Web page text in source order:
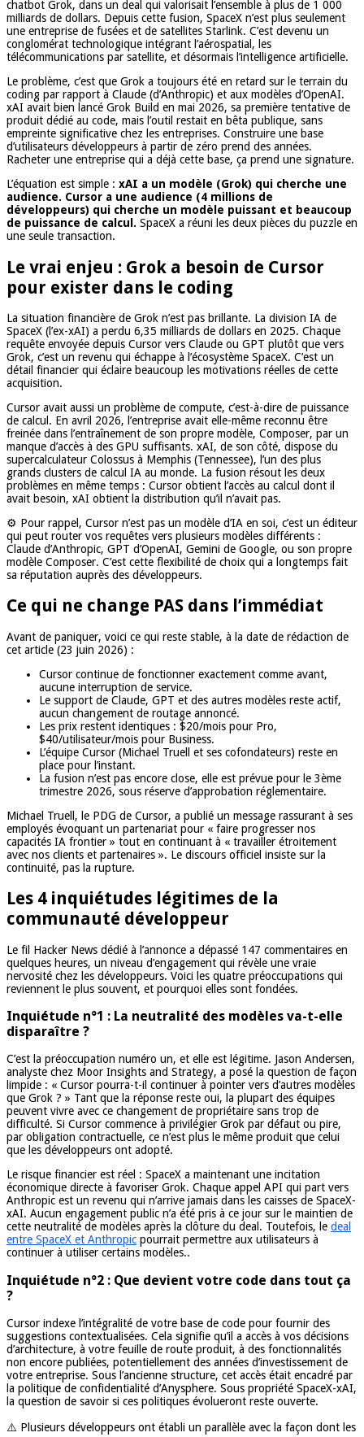
chatbot Grok, dans un deal qui valorisait l’ensemble à plus de 1 000
milliards de dollars. Depuis cette fusion, SpaceX n’est plus seulement
une entreprise de fusées et de satellites Starlink. C’est devenu un
conglomérat technologique intégrant l’aérospatial, les
télécommunications par satellite, et désormais l’intelligence artificielle.
Le problème, c’est que Grok a toujours été en retard sur le terrain du
coding par rapport à Claude (d’Anthropic) et aux modèles d’OpenAI.
xAI avait bien lancé Grok Build en mai 2026, sa première tentative de
produit dédié au code, mais l’outil restait en bêta publique, sans
empreinte significative chez les entreprises. Construire une base
d’utilisateurs développeurs à partir de zéro prend des années.
Racheter une entreprise qui a déjà cette base, ça prend une signature.
L’équation est simple : xAI a un modèle (Grok) qui cherche une
audience. Cursor a une audience (4 millions de
développeurs) qui cherche un modèle puissant et beaucoup
de puissance de calcul. SpaceX a réuni les deux pièces du puzzle en
une seule transaction.
Le vrai enjeu : Grok a besoin de Cursor
pour exister dans le coding
La situation financière de Grok n’est pas brillante. La division IA de
SpaceX (l’ex-xAI) a perdu 6,35 milliards de dollars en 2025. Chaque
requête envoyée depuis Cursor vers Claude ou GPT plutôt que vers
Grok, c’est un revenu qui échappe à l’écosystème SpaceX. C’est un
détail financier qui éclaire beaucoup les motivations réelles de cette
acquisition.
Cursor avait aussi un problème de compute, c’est-à-dire de puissance
de calcul. En avril 2026, l’entreprise avait elle-même reconnu être
freinée dans l’entraînement de son propre modèle, Composer, par un
manque d’accès à des GPU suffisants. xAI, de son côté, dispose du
supercalculateur Colossus à Memphis (Tennessee), l’un des plus
grands clusters de calcul IA au monde. La fusion résout les deux
problèmes en même temps : Cursor obtient l’accès au calcul dont il
avait besoin, xAI obtient la distribution qu’il n’avait pas.
⚙️ Pour rappel, Cursor n’est pas un modèle d’IA en soi, c’est un éditeur
qui peut router vos requêtes vers plusieurs modèles différents :
Claude d’Anthropic, GPT d’OpenAI, Gemini de Google, ou son propre
modèle Composer. C’est cette flexibilité de choix qui a longtemps fait
sa réputation auprès des développeurs.
Ce qui ne change PAS dans l’immédiat
Avant de paniquer, voici ce qui reste stable, à la date de rédaction de
cet article (23 juin 2026) :
Cursor continue de fonctionner exactement comme avant,
aucune interruption de service.
Le support de Claude, GPT et des autres modèles reste actif,
aucun changement de routage annoncé.
Les prix restent identiques : $20/mois pour Pro,
$40/utilisateur/mois pour Business.
L’équipe Cursor (Michael Truell et ses cofondateurs) reste en
place pour l’instant.
La fusion n’est pas encore close, elle est prévue pour le 3ème
trimestre 2026, sous réserve d’approbation réglementaire.
Michael Truell, le PDG de Cursor, a publié un message rassurant à ses
employés évoquant un partenariat pour « faire progresser nos
capacités IA frontier » tout en continuant à « travailler étroitement
avec nos clients et partenaires ». Le discours officiel insiste sur la
continuité, pas la rupture.
Les 4 inquiétudes légitimes de la
communauté développeur
Le fil Hacker News dédié à l’annonce a dépassé 147 commentaires en
quelques heures, un niveau d’engagement qui révèle une vraie
nervosité chez les développeurs. Voici les quatre préoccupations qui
reviennent le plus souvent, et pourquoi elles sont fondées.
Inquiétude n°1 : La neutralité des modèles va-t-elle
disparaître ?
C’est la préoccupation numéro un, et elle est légitime. Jason Andersen,
analyste chez Moor Insights and Strategy, a posé la question de façon
limpide : « Cursor pourra-t-il continuer à pointer vers d’autres modèles
que Grok ? » Tant que la réponse reste oui, la plupart des équipes
peuvent vivre avec ce changement de propriétaire sans trop de
difficulté. Si Cursor commence à privilégier Grok par défaut ou pire,
par obligation contractuelle, ce n’est plus le même produit que celui
que les développeurs ont adopté.
Le risque financier est réel : SpaceX a maintenant une incitation
économique directe à favoriser Grok. Chaque appel API qui part vers
Anthropic est un revenu qui n’arrive jamais dans les caisses de SpaceX-
xAI. Aucun engagement public n’a été pris à ce jour sur le maintien de
cette neutralité de modèles après la clôture du deal. Toutefois, le deal
entre SpaceX et Anthropic pourrait permettre aux utilisateurs à
continuer à utiliser certains modèles..
Inquiétude n°2 : Que devient votre code dans tout ça
?
Cursor indexe l’intégralité de votre base de code pour fournir des
suggestions contextualisées. Cela signifie qu’il a accès à vos décisions
d’architecture, à votre feuille de route produit, à des fonctionnalités
non encore publiées, potentiellement des années d’investissement de
votre entreprise. Sous l’ancienne structure, cet accès était encadré par
la politique de confidentialité d’Anysphere. Sous propriété SpaceX-xAI,
la question de savoir si ces politiques évolueront reste ouverte.
⚠️ Plusieurs développeurs ont établi un parallèle avec la façon dont les